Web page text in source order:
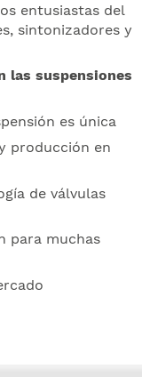
entusiastas del
sintonizadores y
las suspensiones
es única
producción en
de válvulas
para muchas